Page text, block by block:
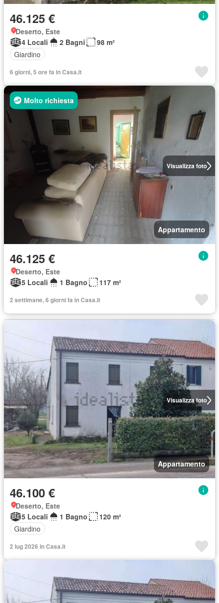
46.125 €
Deserto, Este
4 Locali
2 Bagni
98 m²
Giardino
6 giorni, 5 ore fa in Casa.it
Visualizza foto
Molto richiesta
Appartamento
46.125 €
Deserto, Este
5 Locali
1 Bagno 117 m²
2 settimane, 6 giorni fa in Casa.it
Visualizza foto
Appartamento
46.100 €
Deserto, Este
5 Locali
1 Bagno
120 m²
Giardino
2 lug 2026 in Casa.it